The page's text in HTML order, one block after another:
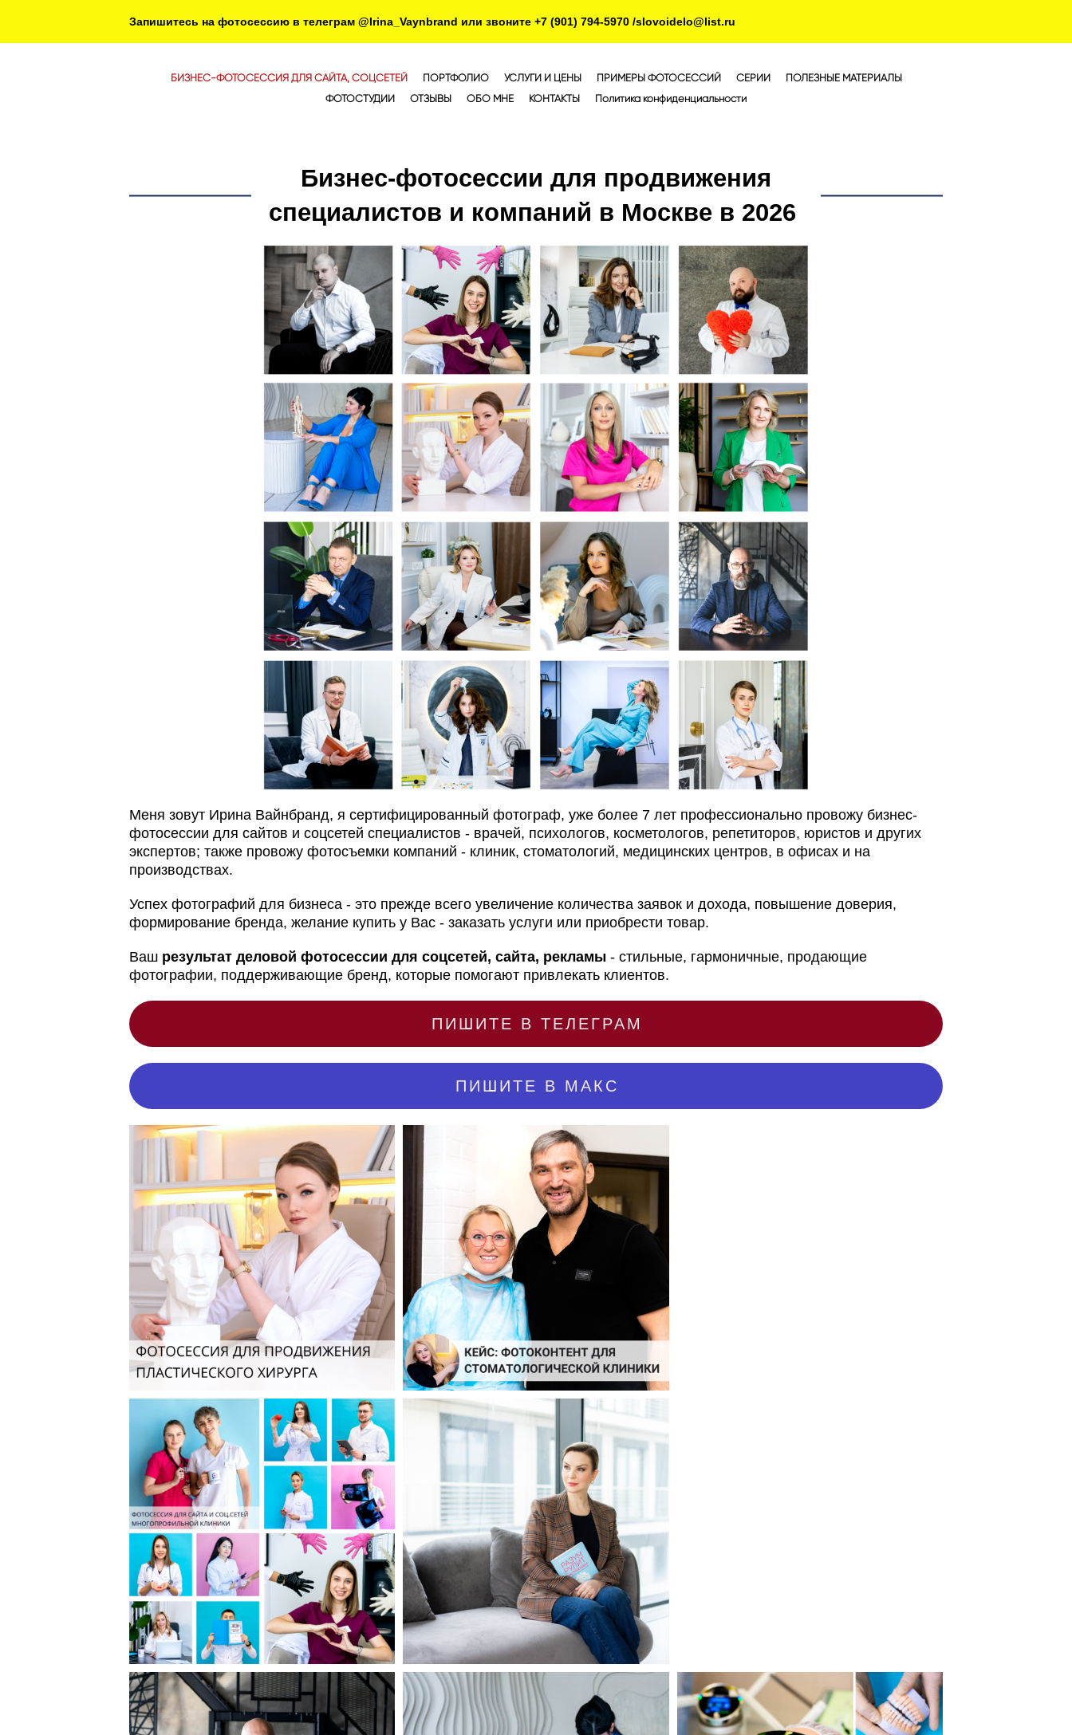
Запишитесь на фотосессию в телеграм @Irina_Vaynbrand или звоните +7 (901) 794-5970 /slovoidelo@list.ru
БИЗНЕС-ФОТОСЕССИЯ ДЛЯ САЙТА, СОЦСЕТЕЙ ПОРТФОЛИО УСЛУГИ И ЦЕНЫ ПРИМЕРЫ ФОТОСЕССИЙ СЕРИИ
ПОЛЕЗНЫЕ МАТЕРИАЛЫ
ФОТОСТУДИИ
ОТЗЫВЫ ОБО МНЕ КОНТАКТЫ Политика конфиденциальности
Бизнес-фотосессии для продвижения
специалистов и компаний в Москве в 2026
Меня зовут Ирина Вайнбранд, я сертифицированный фотограф, уже более 7 лет профессионально провожу бизнес-
фотосессии для сайтов и соцсетей специалистов - врачей, психологов, косметологов, репетиторов, юристов и других
экспертов; также провожу фотосъемки компаний - клиник, стоматологий, медицинских центров, в офисах и на
производствах.
Успех фотографий для бизнеса - это прежде всего увеличение количества заявок и дохода, повышение доверия,
формирование бренда, желание купить у Вас - заказать услуги или приобрести товар.
Ваш результат деловой фотосессии для соцсетей, сайта, рекламы - стильные, гармоничные, продающие
фотографии, поддерживающие бренд, которые помогают привлекать клиентов.
ПИШИТЕ В ТЕЛЕГРАМ
ПИШИТЕ В МАКС